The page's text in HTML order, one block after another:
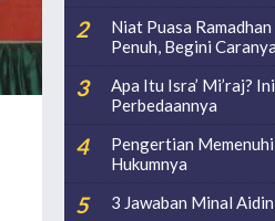
Niat Puasa
Penuh, Begini Caranya
Apa Itu Isra’ Mi’raj?
Perbedaannya
Pengertian Memenuhi
Hukumnya
3 Jawaban Minal